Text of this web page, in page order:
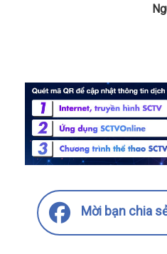
Mời bạn chia